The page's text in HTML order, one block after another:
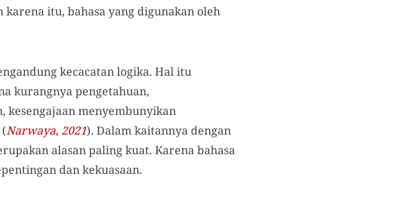
itu, bahasa yang digunakan oleh
kecacatan logika. Hal itu
kurangnya pengetahuan,
kesengajaan menyembunyikan
Narwaya, 2021). Dalam kaitannya dengan
alasan paling kuat. Karena bahasa
dan kekuasaan.